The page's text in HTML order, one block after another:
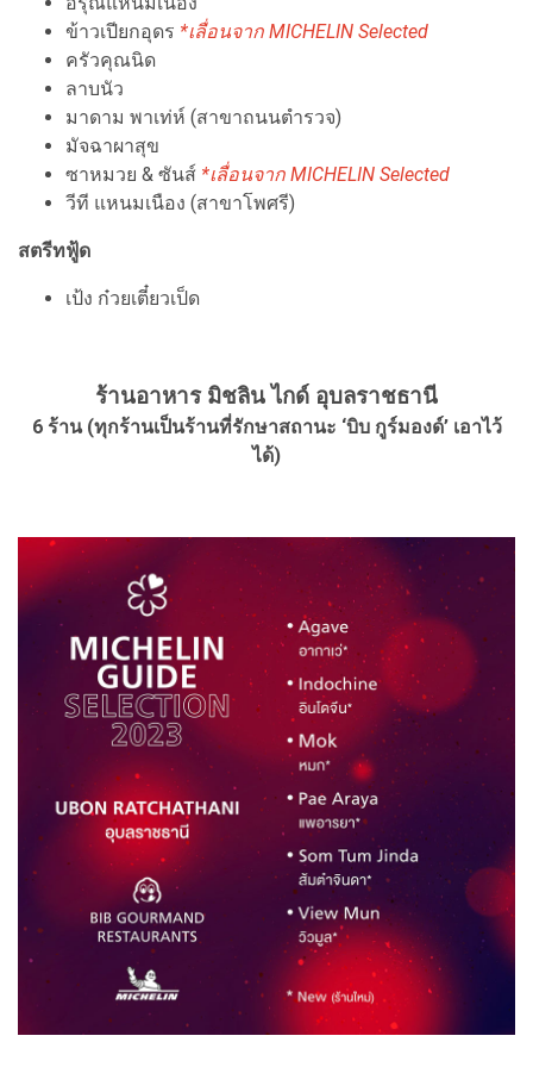
ข้าวเปียกอุดร *เลื่อนจาก MICHELIN Selected
ครัวคุณนิด
ลาบนัว
มาดาม พาเท่ห์ (สาขาถนนตำรวจ)
มัจฉาผาสุข
ซาหมวย & ซันส์ *เลื่อนจาก MICHELIN Selected
วีที แหนมเนือง (สาขาโพศรี)
สตรีทฟู้ด
เป้ง ก๋วยเตี๋ยวเป็ด
ร้านอาหาร มิชลิน ไกด์ อุบลราชธานี
6 ร้าน (ทุกร้านเป็นร้านที่รักษาสถานะ ‘บิบ กูร์มองด์’ เอาไว้
ได้)